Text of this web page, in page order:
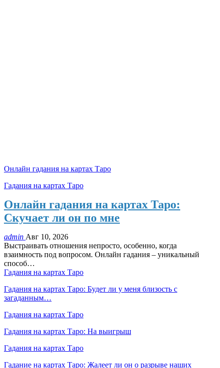
Онлайн гадания на картах Таро
Гадания на картах Таро
Онлайн гадания на картах Таро:
Скучает ли он по мне
admin Авг 10, 2026
Выстраивать отношения непросто, особенно, когда
взаимность под вопросом. Онлайн гадания – уникальный
способ…
Гадания на картах Таро
Гадания на картах Таро: Будет ли у меня близость с
загаданным…
Гадания на картах Таро
Гадания на картах Таро: На выигрыш
Гадания на картах Таро
Гадание на картах Таро: Жалеет ли он о разрыве наших